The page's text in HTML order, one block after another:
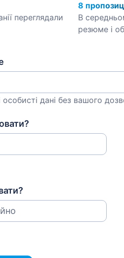
переглядали
8
В
резюме і
дані без вашого